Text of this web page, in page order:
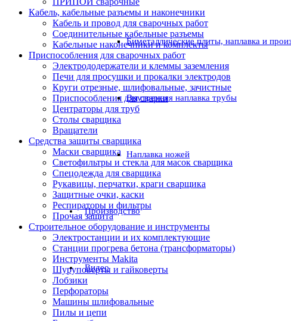
Биметаллические плиты, наплавка и
Внутренняя наплавка трубы
Наплавка ножей
Производство
Видео
Кабель, кабельные разъемы и наконечники
Кабель и провод для сварочных работ
Соединительные кабельные разъемы
Кабельные наконечники и комплекты
Приспособления для сварочных работ
Электрододержатели и клеммы заземления
Печи для просушки и прокалки электродов
Круги отрезные, шлифовальные, зачистные
Приспособления для сварки
Центраторы для труб
Столы сварщика
Вращатели
Средства защиты сварщика
Маски сварщика
Светофильтры и стекла для масок сварщика
Спецодежда для сварщика
Рукавицы, перчатки, краги сварщика
Защитные очки, каски
Респираторы и фильтры
Прочая защита
Строительное оборудование и инструменты
Электростанции и их комплектующие
Станции прогрева бетона (трансформаторы)
Инструменты Makita
Шуруповерты и гайковерты
Лобзики
Перфораторы
Машины шлифовальные
Пилы и цепи